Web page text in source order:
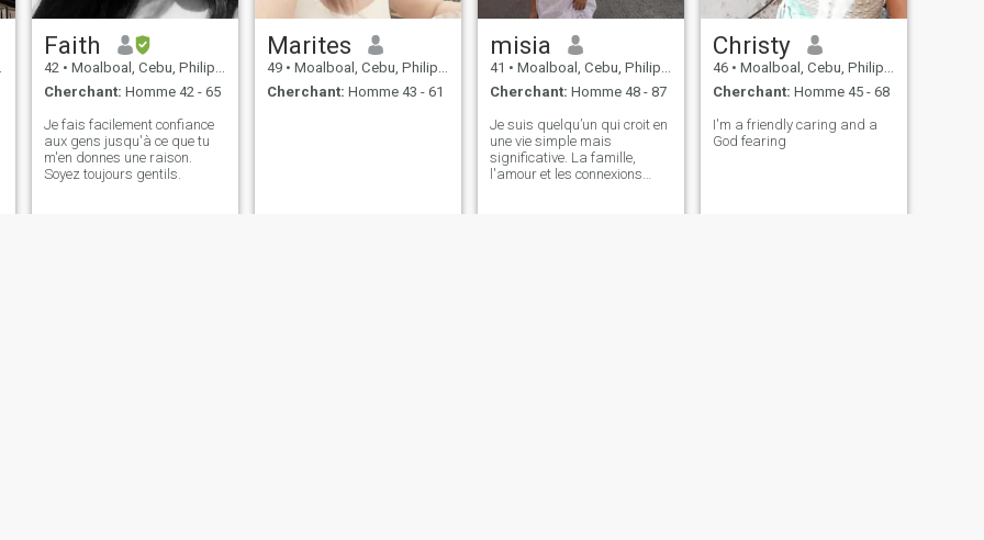
Faith
42 • Moalboal, Cebu, Philippines
Cherchant: Homme 42 - 65
Je fais facilement confiance
aux gens jusqu'à ce que tu
m'en donnes une raison.
Soyez toujours gentils.
Marites
49 • Moalboal, Cebu, Philippines
Cherchant: Homme 43 - 61
misia
41 • Moalboal, Cebu, Philippines
Cherchant: Homme 48 - 87
Je suis quelqu’un qui croit en
une vie simple mais
significative. La famille,
l'amour et les connexions
Christy
46 • Moalboal, Cebu, Philippines
Cherchant: Homme 45 - 68
I'm a friendly caring and a
God fearing